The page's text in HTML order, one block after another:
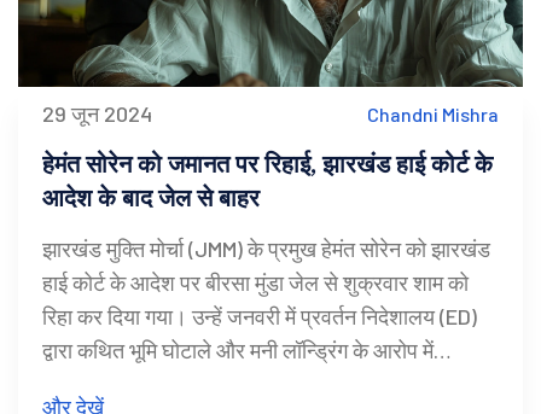
29 जून 2024 Chandni Mishra
हेमंत सोरेन को जमानत पर रिहाई, झारखंड हाई कोर्ट के
आदेश के बाद जेल से बाहर
झारखंड मुक्ति मोर्चा (JMM) के प्रमुख हेमंत सोरेन को झारखंड
हाई कोर्ट के आदेश पर बीरसा मुंडा जेल से शुक्रवार शाम को
रिहा कर दिया गया। उन्हें जनवरी में प्रवर्तन निदेशालय (ED)
द्वारा कथित भूमि घोटाले और मनी लॉन्ड्रिंग के आरोप में
और देखें